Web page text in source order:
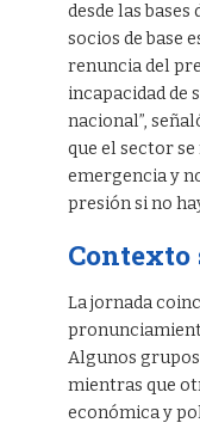
desde las
socios de base
renuncia del
incapacidad de
nacional”,
que el sector
emergencia y
presión si no
La jornada
Algunos
mientras que
económica y